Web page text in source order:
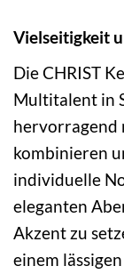
Vielseitigkeit
Die CHRIST
Multitalent in
hervorragend
kombinieren
individuelle
eleganten
Akzent zu
einem